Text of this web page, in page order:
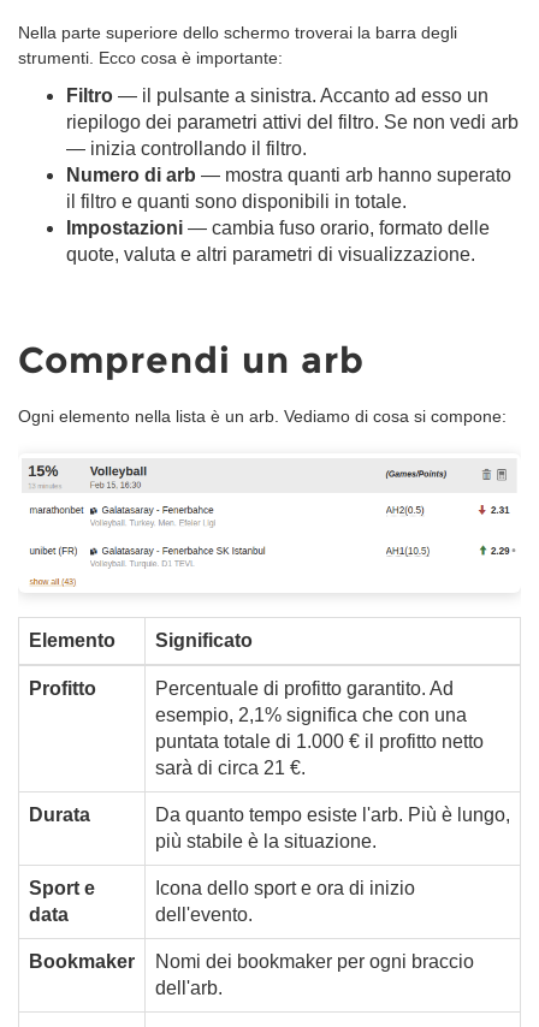
Nella parte superiore dello schermo troverai la barra degli
strumenti. Ecco cosa è importante:
Filtro — il pulsante a sinistra. Accanto ad esso un
riepilogo dei parametri attivi del filtro. Se non vedi arb
— inizia controllando il filtro.
Numero di arb — mostra quanti arb hanno superato
il filtro e quanti sono disponibili in totale.
Impostazioni — cambia fuso orario, formato delle
quote, valuta e altri parametri di visualizzazione.
Comprendi un arb
Ogni elemento nella lista è un arb. Vediamo di cosa si compone:
Elemento Significato
Profitto
Percentuale di profitto garantito. Ad
esempio, 2,1% significa che con una
puntata totale di 1.000 € il profitto netto
sarà di circa 21 €.
Durata
Da quanto tempo esiste l'arb. Più è lungo,
più stabile è la situazione.
Sport e
data
Icona dello sport e ora di inizio
dell'evento.
Bookmaker
Nomi dei bookmaker per ogni braccio
dell'arb.